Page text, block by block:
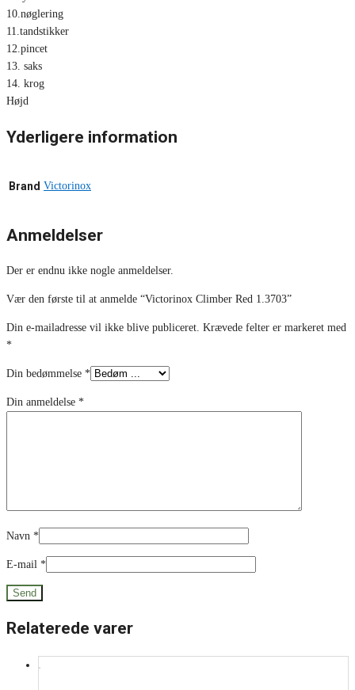
10.nøglering
11.tandstikker
12.pincet
13. saks
14. krog
Højd
Yderligere information
Brand Victorinox
Anmeldelser
Der er endnu ikke nogle anmeldelser.
Vær den første til at anmelde “Victorinox Climber Red 1.3703”
Din e-mailadresse vil ikke blive publiceret. Krævede felter er markeret med
*
Din bedømmelse *
Din anmeldelse *
Navn *
E-mail *
Relaterede varer